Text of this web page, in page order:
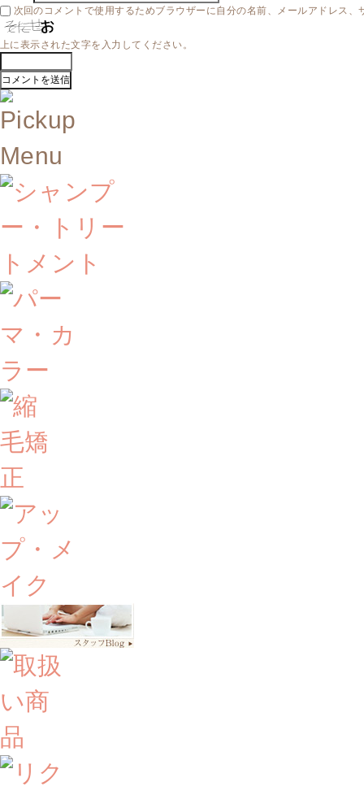
次回のコメントで使用するためブラウザーに自分の名前、メールアドレス、
上に表示された文字を入力してください。